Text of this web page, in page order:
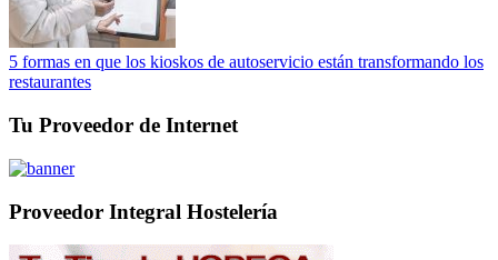
5 formas en que los kioskos de autoservicio están transformando los
restaurantes
Tu Proveedor de Internet
Proveedor Integral Hostelería